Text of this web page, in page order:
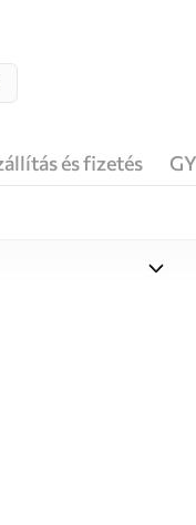
és fizetés